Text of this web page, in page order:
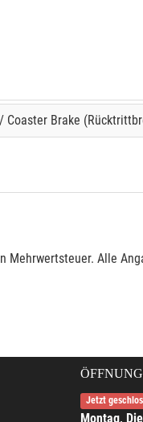
Coaster Brake
Alle
Jetzt
Montag,